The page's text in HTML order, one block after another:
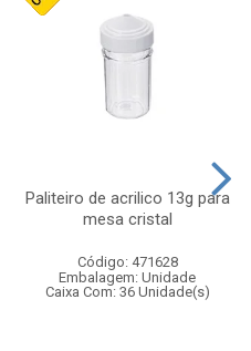
Paliteiro de acrilico 13g para
mesa cristal
Código: 471628
Embalagem: Unidade
Caixa Com: 36 Unidade(s)